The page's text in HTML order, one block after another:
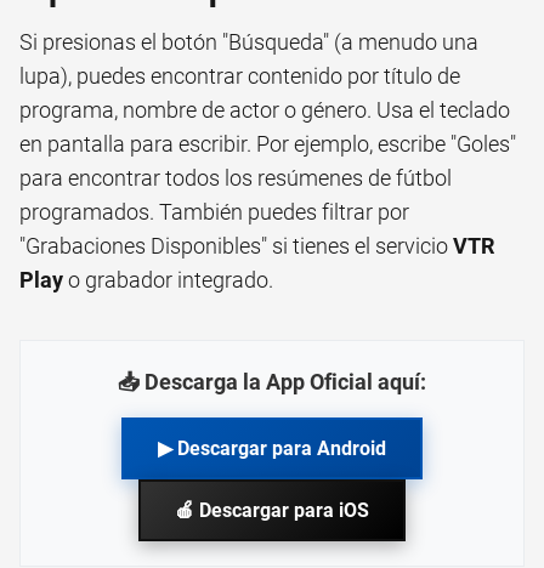
Si presionas el botón "Búsqueda" (a menudo una
lupa), puedes encontrar contenido por título de
programa, nombre de actor o género. Usa el teclado
en pantalla para escribir. Por ejemplo, escribe "Goles"
para encontrar todos los resúmenes de fútbol
programados. También puedes filtrar por
"Grabaciones Disponibles" si tienes el servicioVTR
Playo grabador integrado.
📥 Descarga la App Oficial aquí:
▶ Descargar para Android
🍎 Descargar para iOS